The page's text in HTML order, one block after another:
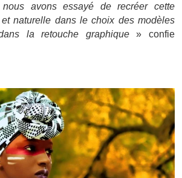
avons essayé de recréer cette
naturelle dans le choix des modèles
la retouche graphique» confie